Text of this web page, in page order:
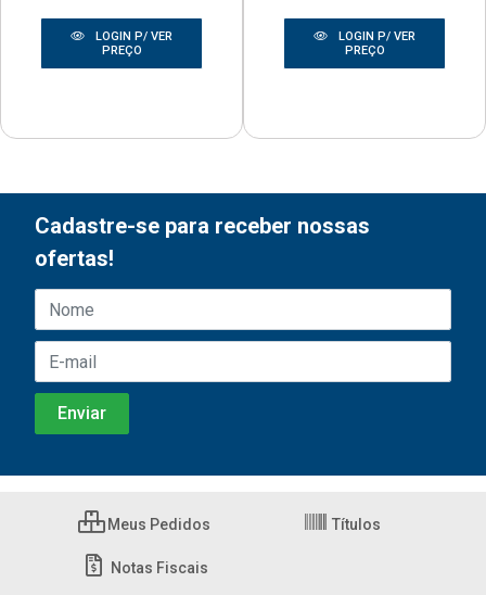
LOGIN P/ VER
PREÇO
LOGIN P/ VER
PREÇO
Cadastre-se para receber nossas
ofertas!
Meus Pedidos Títulos
Notas Fiscais